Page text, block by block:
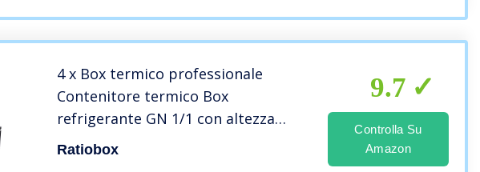
4 x Box termico professionale
Contenitore termico Box
refrigerante GN 1/1 con altezza
effettiva di 230 mm
Ratiobox
9.7
Controlla Su
Amazon